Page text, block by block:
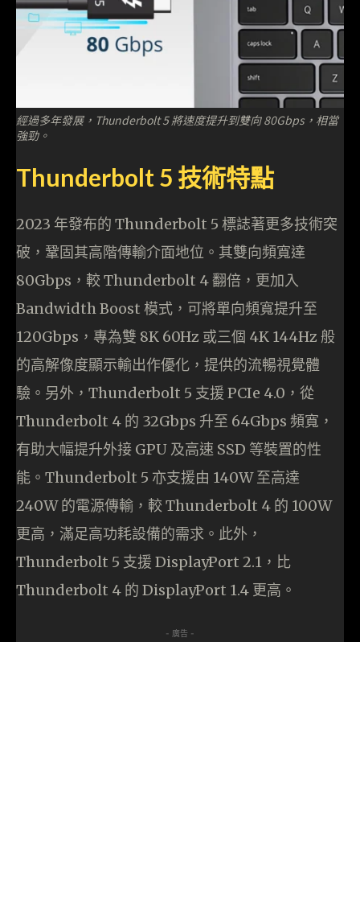
經過多年發展，Thunderbolt 5 將速度提升到雙向 80Gbps，相當
強勁。
Thunderbolt 5 技術特點
2023 年發布的 Thunderbolt 5 標誌著更多技術突
破，鞏固其高階傳輸介面地位。其雙向頻寬達
80Gbps，較 Thunderbolt 4 翻倍，更加入
Bandwidth Boost 模式，可將單向頻寬提升至
120Gbps，專為雙 8K 60Hz 或三個 4K 144Hz 般
的高解像度顯示輸出作優化，提供的流暢視覺體
驗。另外，Thunderbolt 5 支援 PCIe 4.0，從
Thunderbolt 4 的 32Gbps 升至 64Gbps 頻寬，
有助大幅提升外接 GPU 及高速 SSD 等裝置的性
能。Thunderbolt 5 亦支援由 140W 至高達
240W 的電源傳輸，較 Thunderbolt 4 的 100W
更高，滿足高功耗設備的需求。此外，
Thunderbolt 5 支援 DisplayPort 2.1，比
Thunderbolt 4 的 DisplayPort 1.4 更高。
- 廣告 -